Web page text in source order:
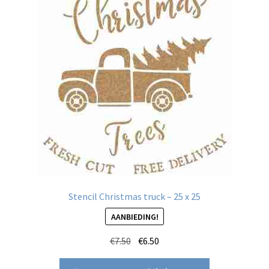
Stencil Christmas truck – 25 x 25
AANBIEDING!
€7.50 Oorspronkelijke
prijs
€6.50
prijs